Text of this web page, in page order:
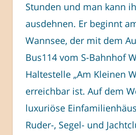
Stunden und man kann
ausdehnen. Er beginnt
Wannsee, der mit dem
Bus114 vom S-Bahnhof
Haltestelle „Am Kleinen
erreichbar ist. Auf dem
luxuriöse
Ruder-, Segel- und